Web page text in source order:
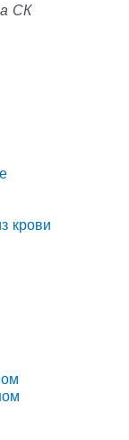
СК
крови